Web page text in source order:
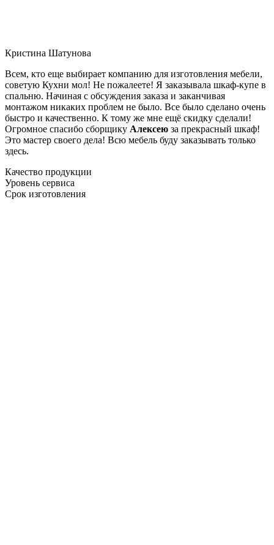
Кристина Шатунова
Всем, кто еще выбирает компанию для изготовления мебели,
советую Кухни мол! Не пожалеете! Я заказывала шкаф-купе в
спальню. Начиная с обсуждения заказа и заканчивая
монтажом никаких проблем не было. Все было сделано очень
быстро и качественно. К тому же мне ещё скидку сделали!
Огромное спасибо сборщику Алексею за прекрасный шкаф!
Это мастер своего дела! Всю мебель буду заказывать только
здесь.
Качество продукции
Уровень сервиса
Срок изготовления